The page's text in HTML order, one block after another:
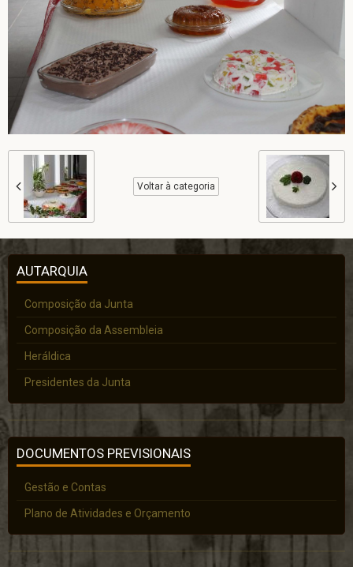
Voltar à categoria
AUTARQUIA
Composição da Junta
Composição da Assembleia
Heráldica
Presidentes da Junta
DOCUMENTOS PREVISIONAIS
Gestão e Contas
Plano de Atividades e Orçamento